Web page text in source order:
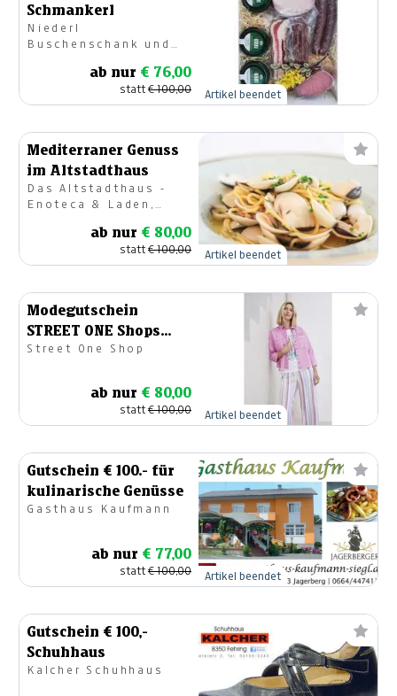
Schmankerl
Niederl
Buschenschank und
ab nur € 76,00
statt€ 100,00 Artikel beendet
Mediterraner Genuss
im Altstadthaus
Das Altstadthaus -
Enoteca & Laden,
ab nur € 80,00
statt€ 100,00 Artikel beendet
Modegutschein
STREET ONE Shops
Mode Roth
Street One Shop
ab nur € 80,00
statt€ 100,00 Artikel beendet
Gutschein € 100.- für
kulinarische Genüsse
Gasthaus Kaufmann
ab nur € 77,00
statt€ 100,00 Artikel beendet
Gutschein € 100,-
Schuhhaus
Kalcher Schuhhaus